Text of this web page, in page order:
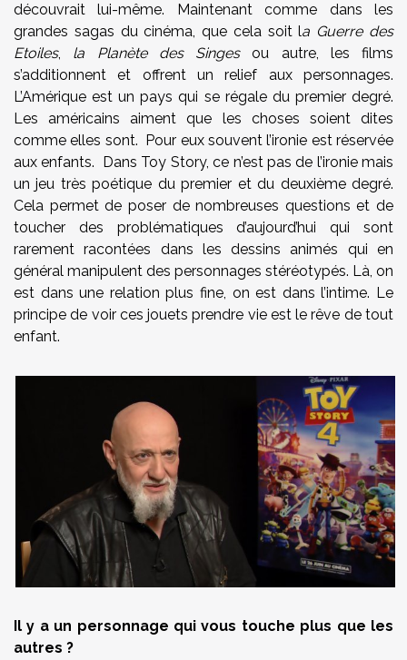
découvrait lui-même. Maintenant comme dans les
grandes sagas du cinéma, que cela soit la Guerre des
Etoiles, la Planète des Singesou autre, les films
s’additionnent et offrent un relief aux personnages.
L’Amérique est un pays qui se régale du premier degré.
Les américains aiment que les choses soient dites
comme elles sont. Pour eux souvent l’ironie est réservée
aux enfants. Dans Toy Story, ce n’est pas de l’ironie mais
un jeu très poétique du premier et du deuxième degré.
Cela permet de poser de nombreuses questions et de
toucher des problématiques d’aujourd’hui qui sont
rarement racontées dans les dessins animés qui en
général manipulent des personnages stéréotypés. Là, on
est dans une relation plus fine, on est dans l’intime. Le
principe de voir ces jouets prendre vie est le rêve de tout
enfant.
Il y a un personnage qui vous touche plus que les
autres ?